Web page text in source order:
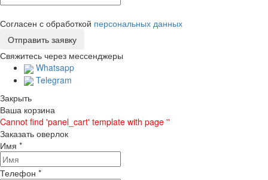
Согласен с обработкой персональных данных
Свяжитесь через мессенджеры
Whatsapp
Telegram
Закрыть
Ваша корзина
Cannot find 'panel_cart' template with page ''
Заказать оверлок
Имя *
Телефон *